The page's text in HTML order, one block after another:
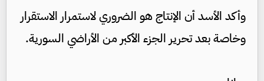
وأكد الأسد أن الإنتاج هو الضروري لاستمرار الاستقرار
وخاصة بعد تحرير الجزء الأكبر من الأراضي السورية.